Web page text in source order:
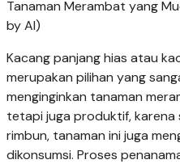
Tanaman Merambat yang
by AI)
Kacang panjang hias atau
merupakan pilihan yang
menginginkan tanaman
tetapi juga produktif, karena
rimbun, tanaman ini juga
dikonsumsi. Proses